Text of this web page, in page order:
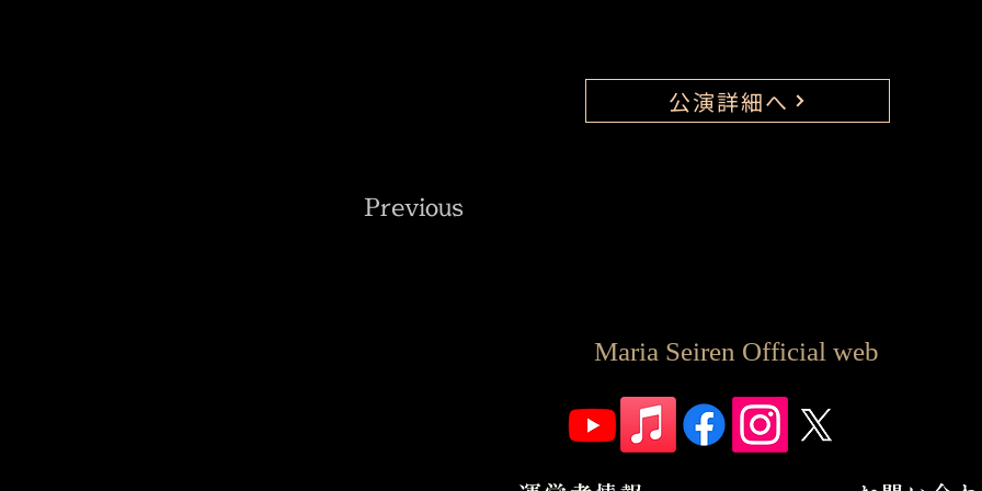
公演詳細へ
Previous
Maria Seiren Official web